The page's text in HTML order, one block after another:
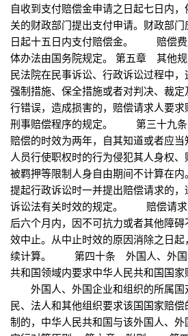
自收到支付赔偿金申请之日起七日内
关的财政部门提出支付申请。财政部
日起十五日内支付赔偿金。 赔偿费
体办法由国务院规定。 第五章 其
民法院在民事诉讼、行政诉讼过程中
强制措施、保全措施或者对判决、裁
行错误，造成损害的，赔偿请求人要
刑事赔偿程序的规定。 第三十九
赔偿的时效为两年，自其知道或者应
人员行使职权时的行为侵犯其人身权
被羁押等限制人身自由期间不计算在
提起行政诉讼时一并提出赔偿请求的
诉讼法有关时效的规定。 赔偿请求
后六个月内，因不可抗力或者其他障
效中止。从中止时效的原因消除之日
续计算。 第四十条 外国人、外国
共和国领域内要求中华人民共和国国家
外国人、外国企业和组织的所属国
民、法人和其他组织要求该国国家赔
制的，中华人民共和国与该外国人、